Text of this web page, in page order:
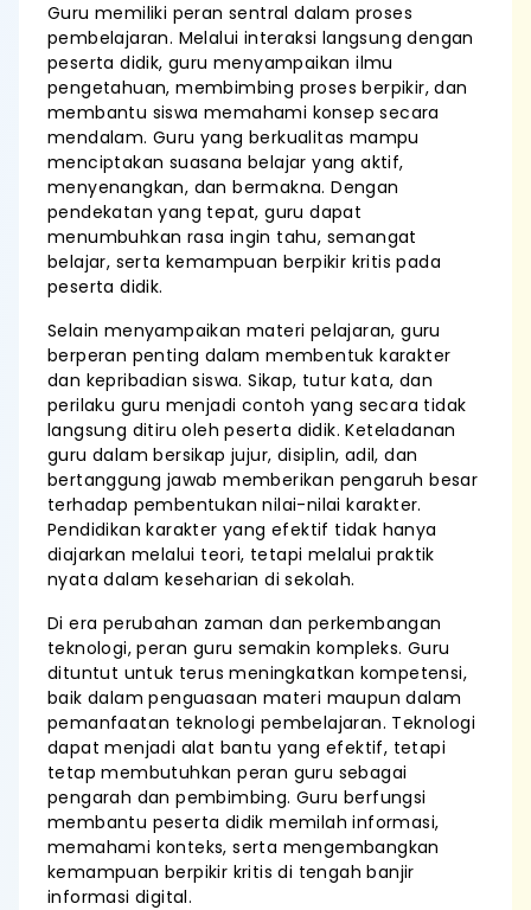
Guru memiliki peran sentral dalam proses
pembelajaran. Melalui interaksi langsung dengan
peserta didik, guru menyampaikan ilmu
pengetahuan, membimbing proses berpikir, dan
membantu siswa memahami konsep secara
mendalam. Guru yang berkualitas mampu
menciptakan suasana belajar yang aktif,
menyenangkan, dan bermakna. Dengan
pendekatan yang tepat, guru dapat
menumbuhkan rasa ingin tahu, semangat
belajar, serta kemampuan berpikir kritis pada
peserta didik.
Selain menyampaikan materi pelajaran, guru
berperan penting dalam membentuk karakter
dan kepribadian siswa. Sikap, tutur kata, dan
perilaku guru menjadi contoh yang secara tidak
langsung ditiru oleh peserta didik. Keteladanan
guru dalam bersikap jujur, disiplin, adil, dan
bertanggung jawab memberikan pengaruh besar
terhadap pembentukan nilai-nilai karakter.
Pendidikan karakter yang efektif tidak hanya
diajarkan melalui teori, tetapi melalui praktik
nyata dalam keseharian di sekolah.
Di era perubahan zaman dan perkembangan
teknologi, peran guru semakin kompleks. Guru
dituntut untuk terus meningkatkan kompetensi,
baik dalam penguasaan materi maupun dalam
pemanfaatan teknologi pembelajaran. Teknologi
dapat menjadi alat bantu yang efektif, tetapi
tetap membutuhkan peran guru sebagai
pengarah dan pembimbing. Guru berfungsi
membantu peserta didik memilah informasi,
memahami konteks, serta mengembangkan
kemampuan berpikir kritis di tengah banjir
informasi digital.